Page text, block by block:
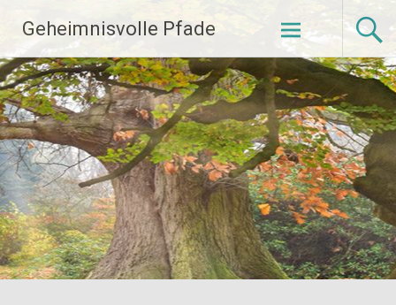
Inhalt
springen
Geheimnisvolle Pfade